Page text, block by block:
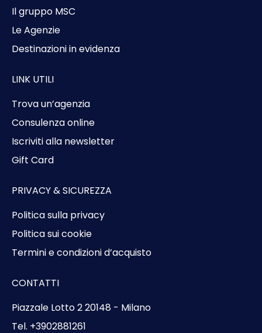
Il gruppo MSC
Le Agenzie
Destinazioni in evidenza
LINK UTILI
Trova un’agenzia
Consulenza online
Iscriviti alla newsletter
Gift Card
PRIVACY & SICUREZZA
Politica sulla privacy
Politica sui cookie
Termini e condizioni d’acquisto
CONTATTI
Piazzale Lotto 2 20148 - Milano
Tel. +3902881261